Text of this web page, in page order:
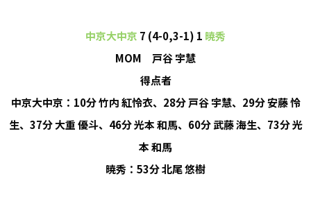
中京大中京 7 (4-0,3-1) 1 暁秀
MOM 戸谷 宇慧
得点者
中京大中京：10分 竹内 紅怜衣、28分 戸谷 宇慧、29分 安藤 怜
生、37分 大重 優斗、46分 光本 和馬、60分 武藤 海生、73分 光
本 和馬
暁秀：53分 北尾 悠樹